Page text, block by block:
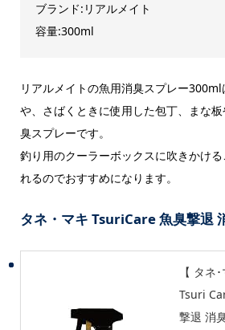
ブランド:リアルメイト
容量:300ml
リアルメイトの魚用消臭スプレー
や、さばくときに使用した包丁、まな
臭スプレーです。
釣り用のクーラーボックスに吹きかけ
れるのでおすすめになります。
タネ・マキ TsuriCare 魚臭撃退
【 タネ
Tsuri
撃退 消